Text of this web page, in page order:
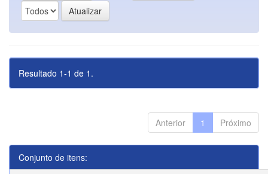
Resultado 1-1 de 1.
Anterior 1 Próximo
Conjunto de itens: